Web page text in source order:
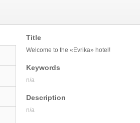
Title
Welcome to the «Evrika» hotel!
Keywords
n/a
Description
n/a